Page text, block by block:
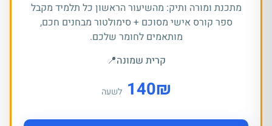
מתכנת ומורה ותיק: מהשיעור הראשון כל תלמיד מקבל
ספר קורס אישי מסוכם + סימולטור מבחנים חכם,
מותאמים לחומר שלכם.
קרית שמונה📍
₪
140 לשעה